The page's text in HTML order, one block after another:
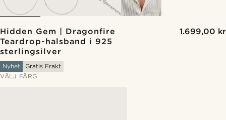
Hidden Gem | Dragonfire
Teardrop-halsband i 925
sterlingsilver
1.699,00 kr
Nyhet
Gratis Frakt
VÄLJ FÄRG